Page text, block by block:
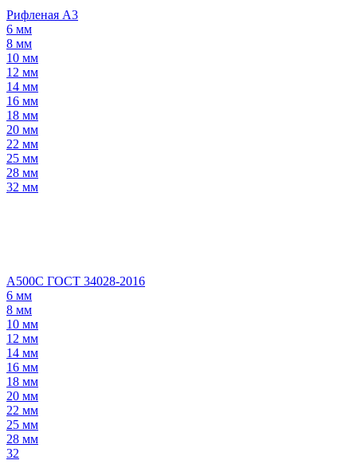
Рифленая А3
6 мм
8 мм
10 мм
12 мм
14 мм
16 мм
18 мм
20 мм
22 мм
25 мм
28 мм
32 мм
А500С ГОСТ 34028-2016
6 мм
8 мм
10 мм
12 мм
14 мм
16 мм
18 мм
20 мм
22 мм
25 мм
28 мм
32